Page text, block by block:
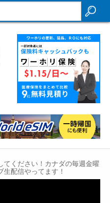
てください！カナダの毎週金曜
生配信やってます！